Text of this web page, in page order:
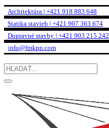
Architektúra | +421 918 883 648
Statika stavieb | +421 907 363 674
Dopravné stavby | +421 903 215 242
info@fmkpp.com